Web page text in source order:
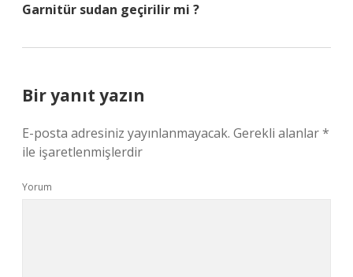
Garnitür sudan geçirilir mi ?
Bir yanıt yazın
E-posta adresiniz yayınlanmayacak. Gerekli alanlar*
ile işaretlenmişlerdir
Yorum